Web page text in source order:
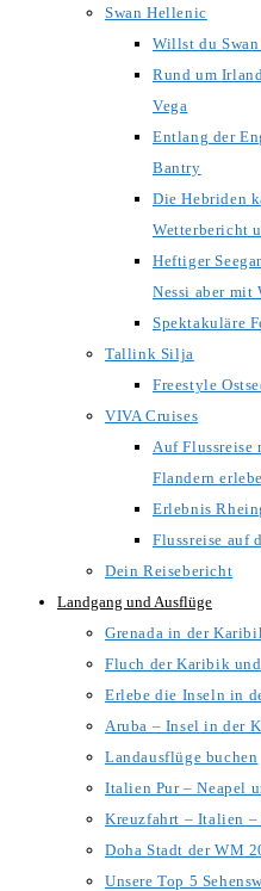
Swan Hellenic
Willst du
Rund um
Vega
Entlang der
Bantry
Die Hebriden
Wetterbericht
Heftiger
Nessi aber mit
Spektakuläre
Tallink Silja
Freestyle
VIVA Cruises
Auf Flussreise
Flandern
Erlebnis
Flussreise auf
Dein Reisebericht
Landgang und Ausflüge
Grenada in der
Fluch der Karibik
Erlebe die Inseln in
Aruba – Insel in der
Landausflüge buchen
Italien Pur – Neapel
Kreuzfahrt – Italien –
Doha Stadt der WM
Unsere Top 5